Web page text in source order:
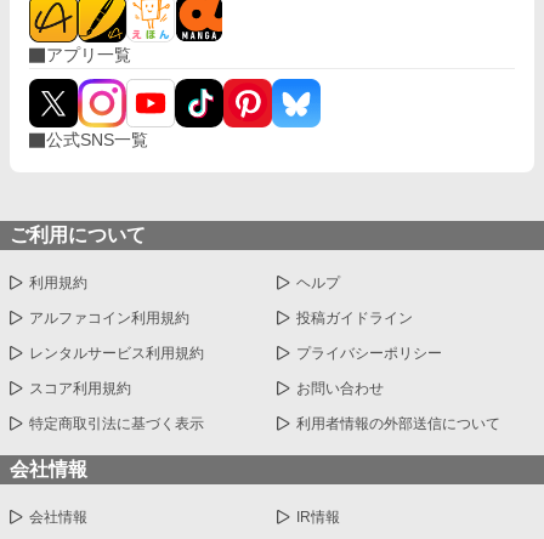
アプリ一覧
公式SNS一覧
ご利用について
利用規約 ヘルプ
アルファコイン利用規約 投稿ガイドライン
レンタルサービス利用規約 プライバシーポリシー
スコア利用規約 お問い合わせ
特定商取引法に基づく表示 利用者情報の外部送信について
会社情報
会社情報 IR情報